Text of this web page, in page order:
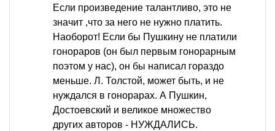
Если произведение талантливо, это не
значит ,что за него не нужно платить.
Наоборот! Если бы Пушкину не платили
гонораров (он был первым гонорарным
поэтом у нас), он бы написал гораздо
меньше. Л. Толстой, может быть, и не
нуждался в гонорарах. А Пушкин,
Достоевский и великое множество
других авторов - НУЖДАЛИСЬ.